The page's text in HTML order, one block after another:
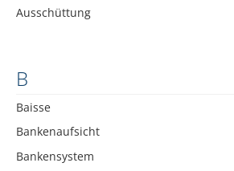
Ausschüttung
B
Baisse
Bankenaufsicht
Bankensystem